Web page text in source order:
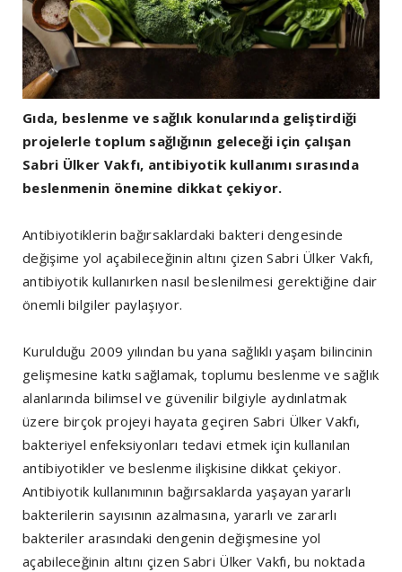
Gıda, beslenme ve sağlık konularında geliştirdiği
projelerle toplum sağlığının geleceği için çalışan
Sabri Ülker Vakfı, antibiyotik kullanımı sırasında
beslenmenin önemine dikkat çekiyor.
Antibiyotiklerin bağırsaklardaki bakteri dengesinde
değişime yol açabileceğinin altını çizen Sabri Ülker Vakfı,
antibiyotik kullanırken nasıl beslenilmesi gerektiğine dair
önemli bilgiler paylaşıyor.
Kurulduğu 2009 yılından bu yana sağlıklı yaşam bilincinin
gelişmesine katkı sağlamak, toplumu beslenme ve sağlık
alanlarında bilimsel ve güvenilir bilgiyle aydınlatmak
üzere birçok projeyi hayata geçiren Sabri Ülker Vakfı,
bakteriyel enfeksiyonları tedavi etmek için kullanılan
antibiyotikler ve beslenme ilişkisine dikkat çekiyor.
Antibiyotik kullanımının bağırsaklarda yaşayan yararlı
bakterilerin sayısının azalmasına, yararlı ve zararlı
bakteriler arasındaki dengenin değişmesine yol
açabileceğinin altını çizen Sabri Ülker Vakfı, bu noktada